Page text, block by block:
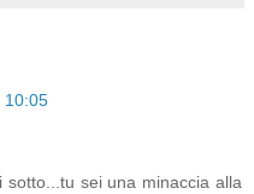
10:05
sei una minaccia alla